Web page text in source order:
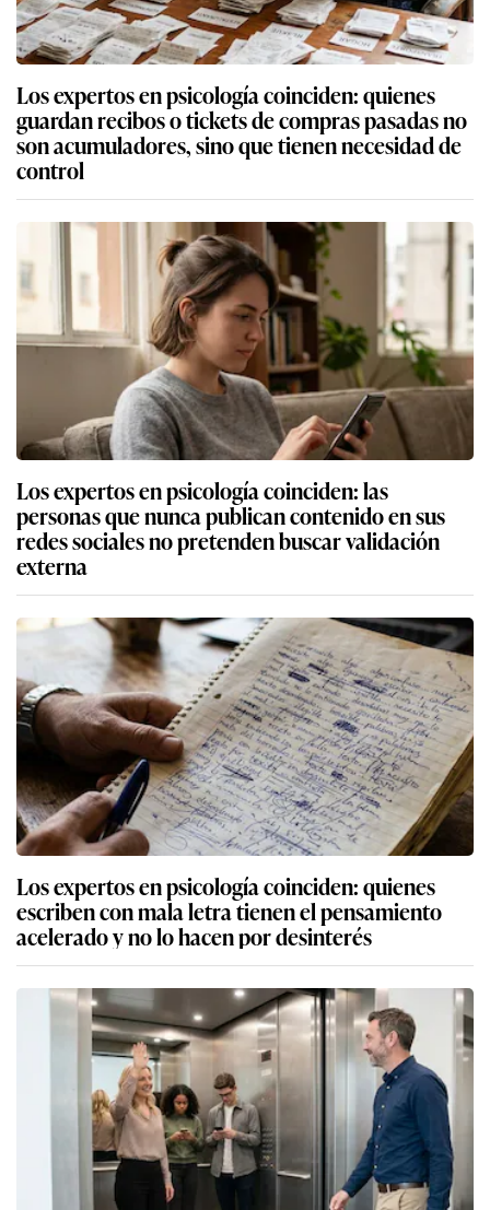
Los expertos en psicología coinciden: quienes
guardan recibos o tickets de compras pasadas no
son acumuladores, sino que tienen necesidad de
control
Los expertos en psicología coinciden: las
personas que nunca publican contenido en sus
redes sociales no pretenden buscar validación
externa
Los expertos en psicología coinciden: quienes
escriben con mala letra tienen el pensamiento
acelerado y no lo hacen por desinterés